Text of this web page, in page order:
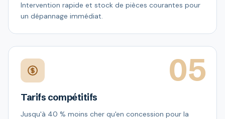
Intervention rapide et stock de pièces courantes pour
un dépannage immédiat.
05
Tarifs compétitifs
Jusqu'à 40 % moins cher qu'en concession pour la